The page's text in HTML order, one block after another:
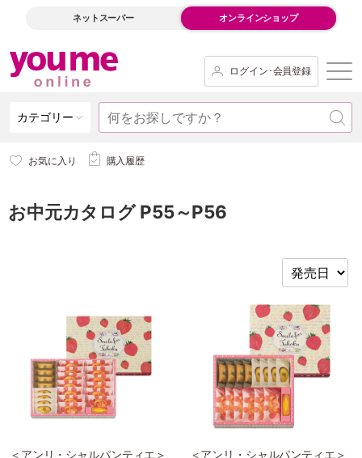
ネットスーパー オンラインショップ
ログイン･会員登録
カテゴリー
お気に入り 購入履歴
お中元カタログ P55～P56
＜アンリ・シャルパンティエ＞
＜アンリ・シャルパンティエ＞